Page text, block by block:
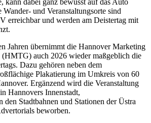
kann dabei ganz bewusst auf das Auto
und Veranstaltungsorte sind
erreichbar und werden am Deistertag mit
Jahren übernimmt die Hannover Marketing
auch 2026 wieder maßgeblich die
Dazu gehören neben dem
Plakatierung im Umkreis von 60
Ergänzend wird die Veranstaltung
Hannovers Innenstadt,
den Stadtbahnen und Stationen der Üstra
beworben.